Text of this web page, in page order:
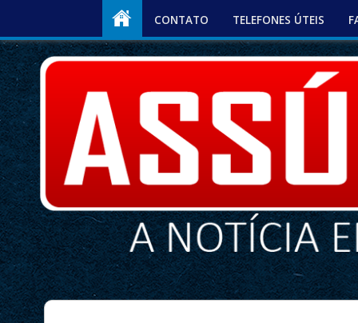
CONTATO TELEFONES ÚTEIS